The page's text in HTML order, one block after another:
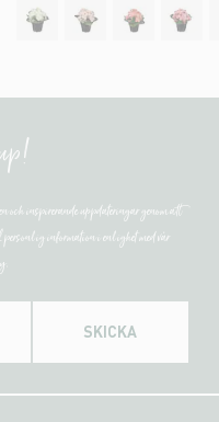
och inspirerande uppdateringar genom att
information i enlighet med vår
SKICKA